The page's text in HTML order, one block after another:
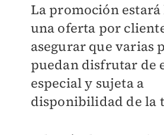
La promoción
una oferta por
asegurar que varias
puedan disfrutar de
especial y sujeta a
disponibilidad de la